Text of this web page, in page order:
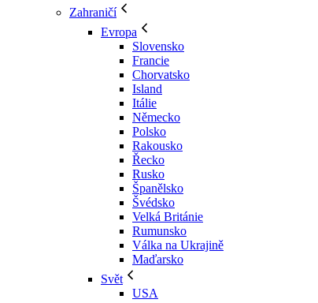
Zahraničí
Evropa
Slovensko
Francie
Chorvatsko
Island
Itálie
Německo
Polsko
Rakousko
Řecko
Rusko
Španělsko
Švédsko
Velká Británie
Rumunsko
Válka na Ukrajině
Maďarsko
Svět
USA